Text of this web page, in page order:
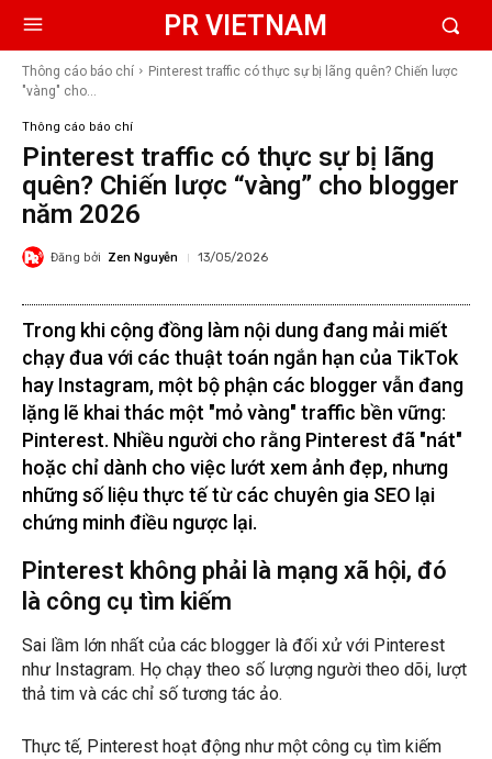
PR VIETNAM
Thông cáo báo chí
Pinterest traffic có thực sự bị lãng quên? Chiến lược
"vàng" cho...
Thông cáo báo chí
Pinterest traffic có thực sự bị lãng
quên? Chiến lược “vàng” cho blogger
năm 2026
Đăng bởi Zen Nguyễn 13/05/2026
Trong khi cộng đồng làm nội dung đang mải miết
chạy đua với các thuật toán ngắn hạn của TikTok
hay Instagram, một bộ phận các blogger vẫn đang
lặng lẽ khai thác một "mỏ vàng" traffic bền vững:
Pinterest. Nhiều người cho rằng Pinterest đã "nát"
hoặc chỉ dành cho việc lướt xem ảnh đẹp, nhưng
những số liệu thực tế từ các chuyên gia SEO lại
chứng minh điều ngược lại.
Pinterest không phải là mạng xã hội, đó
là công cụ tìm kiếm
Sai lầm lớn nhất của các blogger là đối xử với Pinterest
như Instagram. Họ chạy theo số lượng người theo dõi, lượt
thả tim và các chỉ số tương tác ảo.
Thực tế, Pinterest hoạt động như một công cụ tìm kiếm